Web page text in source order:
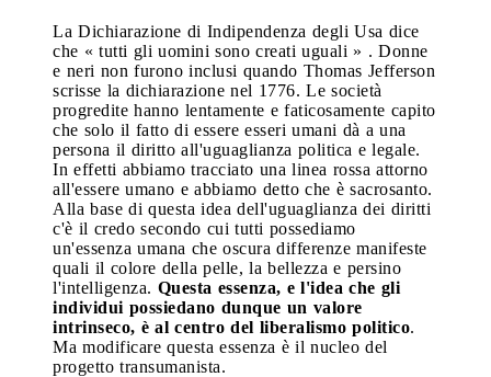
La Dichiarazione di Indipendenza degli Usa dice
che « tutti gli uomini sono creati uguali » . Donne
e neri non furono inclusi quando Thomas Jefferson
scrisse la dichiarazione nel 1776. Le società
progredite hanno lentamente e faticosamente capito
che solo il fatto di essere esseri umani dà a una
persona il diritto all'uguaglianza politica e legale.
In effetti abbiamo tracciato una linea rossa attorno
all'essere umano e abbiamo detto che è sacrosanto.
Alla base di questa idea dell'uguaglianza dei diritti
c'è il credo secondo cui tutti possediamo
un'essenza umana che oscura differenze manifeste
quali il colore della pelle, la bellezza e persino
l'intelligenza. Questa essenza, e l'idea che gli
individui possiedano dunque un valore
intrinseco, è al centro del liberalismo politico.
Ma modificare questa essenza è il nucleo del
progetto transumanista.